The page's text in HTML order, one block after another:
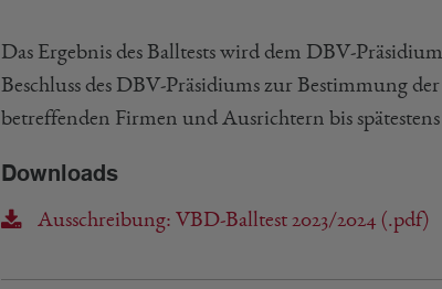
Das Ergebnis des Balltests wird dem DBV-
Beschluss des DBV-Präsidiums zur Bestimmung
betreffenden Firmen und Ausrichtern bis
Downloads
Ausschreibung: VBD-Balltest 2023/2024 (.pdf)